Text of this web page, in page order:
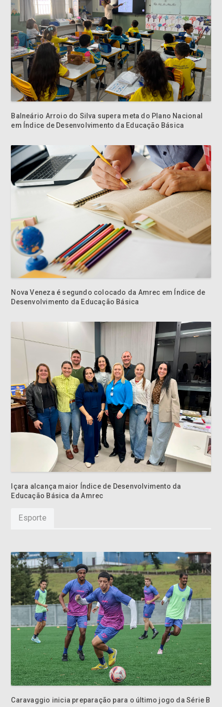
Balneário Arroio do Silva supera meta do Plano Nacional
em Índice de Desenvolvimento da Educação Básica
Nova Veneza é segundo colocado da Amrec em Índice de
Desenvolvimento da Educação Básica
Içara alcança maior Índice de Desenvolvimento da
Educação Básica da Amrec
Esporte
Caravaggio inicia preparação para o último jogo da Série B